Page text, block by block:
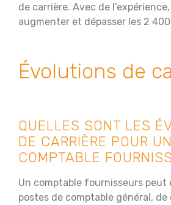
de carrière. Avec de
augmenter et dépasser les 2
Évolutions de
QUELLES SONT LES
DE CARRIÈRE POUR UN
COMPTABLE
Un comptable fournisseurs peut
postes de comptable général,